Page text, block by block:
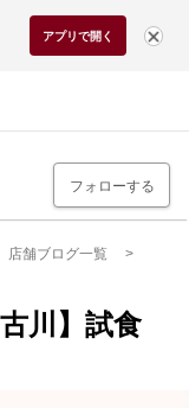
アプリで開く
フォローする
店舗ブログ一覧
川】試食